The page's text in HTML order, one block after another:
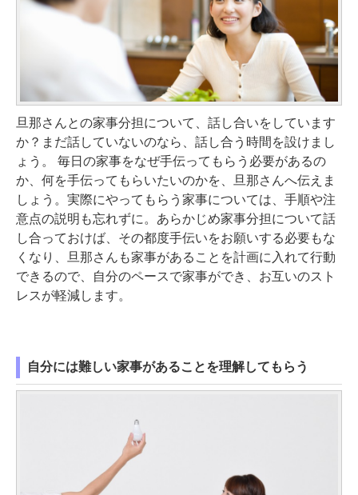
旦那さんとの家事分担について、話し合いをしています
か？まだ話していないのなら、話し合う時間を設けまし
ょう。 毎日の家事をなぜ手伝ってもらう必要があるの
か、何を手伝ってもらいたいのかを、旦那さんへ伝えま
しょう。実際にやってもらう家事については、手順や注
意点の説明も忘れずに。あらかじめ家事分担について話
し合っておけば、その都度手伝いをお願いする必要もな
くなり、旦那さんも家事があることを計画に入れて行動
できるので、自分のペースで家事ができ、お互いのスト
レスが軽減します。
自分には難しい家事があることを理解してもらう